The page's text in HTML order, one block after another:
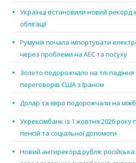
Українці встановили новий рекорд
облігації
Румунія почала імпортувати
через проблеми на АЕС та посуху
Золото подорожчало на тлі
переговорів США з Іраном
Долар та євро подорожчали на
Укрексімбанк із 1 жовтня 2026
пенсій та соціальної допомоги
Новий антирекорд рубля: